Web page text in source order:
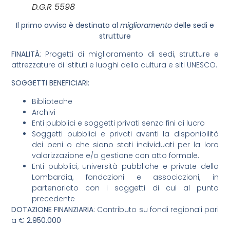
D.G.R 5598
Il primo avviso è destinato al miglioramento delle sedi e
strutture
FINALITÀ: Progetti di miglioramento di sedi, strutture e
attrezzature di istituti e luoghi della cultura e siti UNESCO.
SOGGETTI BENEFICIARI:
Biblioteche
Archivi
Enti pubblici e soggetti privati senza fini di lucro
Soggetti pubblici e privati aventi la disponibilità
dei beni o che siano stati individuati per la loro
valorizzazione e/o gestione con atto formale.
Enti pubblici, università pubbliche e private della
Lombardia, fondazioni e associazioni, in
partenariato con i soggetti di cui al punto
precedente
DOTAZIONE FINANZIARIA: Contributo su fondi regionali pari
a €2.950.000